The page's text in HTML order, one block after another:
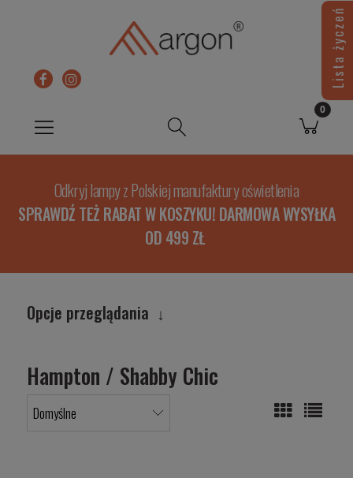
Odkryj lampy z Polskiej manufaktury oświetlenia
SPRAWDŹ TEŻ RABAT W KOSZYKU! DARMOWA WYSYŁKA
OD 499 ZŁ
Opcje przeglądania
Hampton / Shabby Chic
Lista życzeń